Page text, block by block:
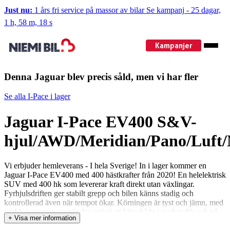
Just nu: 1 års fri service på massor av bilar Se kampanj - 25 dagar,
1 h, 58 m, 18 s
Kampanjer
Denna Jaguar blev precis såld, men vi har fler
Se alla I-Pace i lager
Jaguar I-Pace EV400 S&V-
hjul/AWD/Meridian/Pano/Luft/
Vi erbjuder hemleverans - I hela Sverige! In i lager kommer en
Jaguar I-Pace EV400 med 400 hästkrafter från 2020! En helelektrisk
SUV med 400 hk som levererar kraft direkt utan växlingar.
Fyrhjulsdriften ger stabilt grepp och bilen känns stadig och
kontrollerad även när tempot ökar. Körningen är tyst och jämn, med
snabb respons som gör den enkel att köra både i stadstrafik och på
längre sträckor. Räckvidden räcker bra för vardag och pendling,
+ Visa mer information